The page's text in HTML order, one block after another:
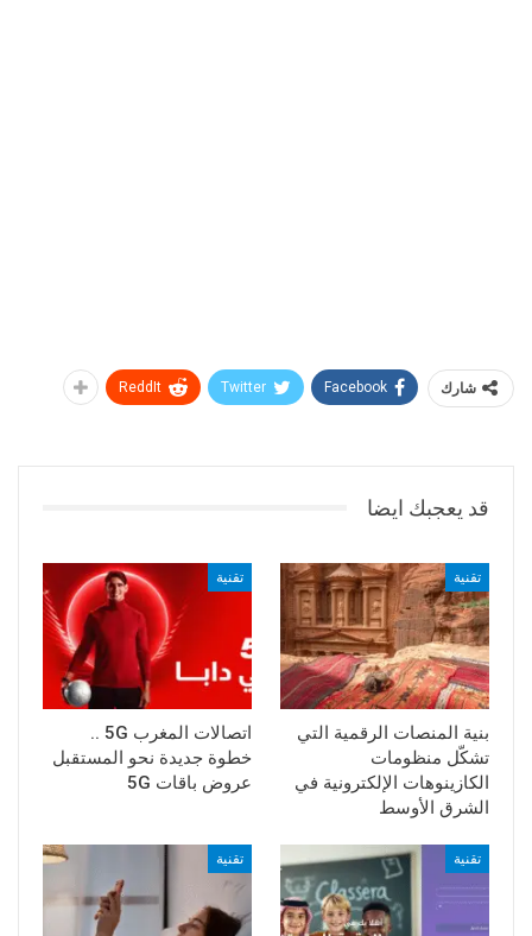
شارك Facebook
Twitter
ReddIt
قد يعجبك ايضا
تقنية
بنية المنصات الرقمية التي
تشكّل منظومات
الكازينوهات الإلكترونية في
الشرق الأوسط
تقنية
اتصالات المغرب 5G ..
خطوة جديدة نحو المستقبل
عروض باقات 5G
تقنية تقنية